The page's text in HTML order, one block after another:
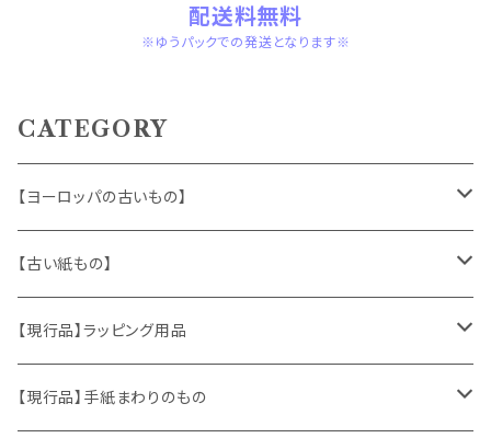
配送料無料
※ゆうパックでの発送となります※
CATEGORY
【ヨーロッパの古いもの】
ヴィンテージアクセサリー
おもちゃ、ぬいぐるみ
くま、テディベア
ヴィンテージファブリック
【古い紙もの】
切手、FDC
ポストカード、カレンダー
【現行品】ラッピング用品
伝票、タグ、シール
【現行品】手紙まわりのもの